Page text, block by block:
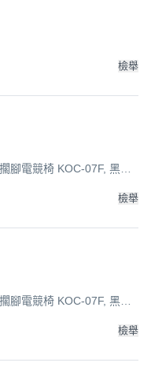
檢舉
腳電競椅 KOC-07F, 黑配
檢舉
腳電競椅 KOC-07F, 黑配
檢舉